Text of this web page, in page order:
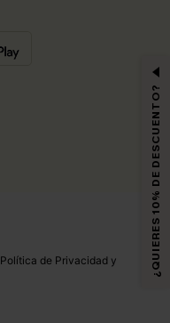
Política de Privacidad y
¿QUIERES 10% DE DESCUENTO?